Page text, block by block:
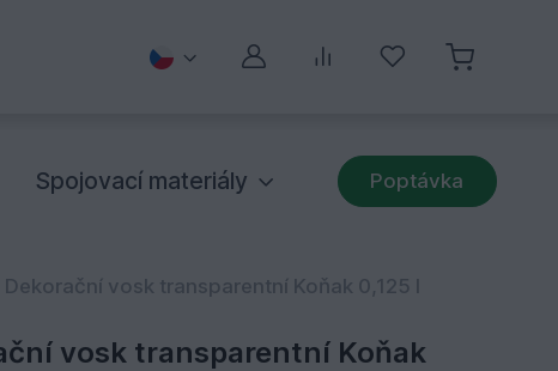
Můj účetPorovnávání
Oblíbené
Spojovací materiály Poptávka
Dekorační vosk transparentní Koňak 0,125 l
vosk transparentní Koňak